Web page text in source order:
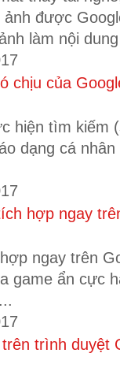
ảnh được
làm nội
chịu của
hiện tìm kiếm
dạng cá
hợp ngay
ngay trên
game ẩn cực
trình duyệt